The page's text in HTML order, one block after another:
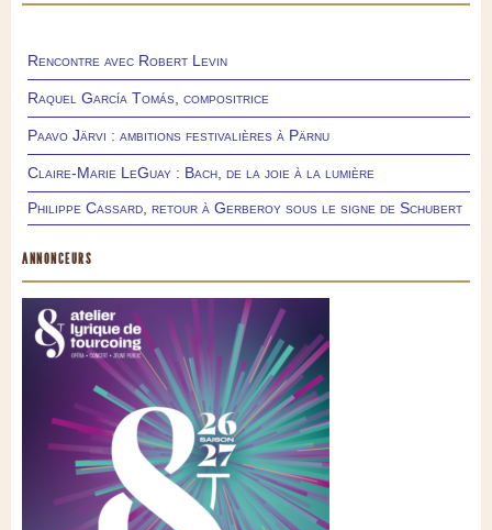
Rencontre avec Robert Levin
Raquel García Tomás, compositrice
Paavo Järvi : ambitions festivalières à Pärnu
Claire-Marie LeGuay : Bach, de la joie à la lumière
Philippe Cassard, retour à Gerberoy sous le signe de Schubert
ANNONCEURS